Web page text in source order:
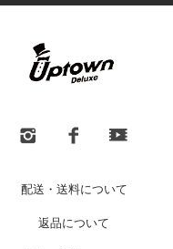
配送・送料について
返品について